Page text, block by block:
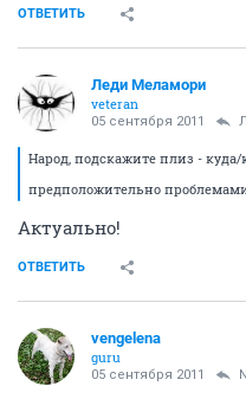
ОТВЕТИТЬ
Леди Меламори
veteran
05 сентября 2011
Народ, подскажите плиз -
предположительно
Актуально!
ОТВЕТИТЬ
vengelena
guru
05 сентября 2011